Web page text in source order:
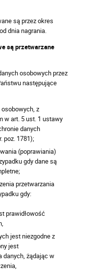
są przez okres
dnia nagrania.
są przetwarzane
osobowych przez
następujące
z
w art. 5 ust. 1 ustawy
danych
poz. 1781);
(poprawiania)
gdy dane są
przetwarzania
gdy:
prawidłowość
jest niezgodne z
jest
danych, żądając w